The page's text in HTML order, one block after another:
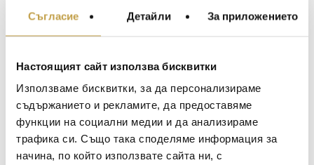
Съгласие Детайли За приложението
Настоящият сайт използва бисквитки
Използваме бисквитки, за да персонализираме
съдържанието и рекламите, да предоставяме
функции на социални медии и да анализираме
трафика си. Също така споделяме информация за
начина, по който използвате сайта ни, с
видял да държи букета си от калии.
Едновременно класическа, неподвластна
примамливо в цветовете и извитите
все пак изключително романтични.” –
Michael Aram
The Calla Lily collection by Michael Aram is
inspired by the beauty of the Calla Lily Flower.
МЕБЕЛИ ЗА ДОМА И
ЗА МАСАТА
ТЕКСТИЛ ЗА ДОМА
АРОМАТИ ЗА ДОМА
BACCARAT
TOM DIXON
MICHAEL ARAM